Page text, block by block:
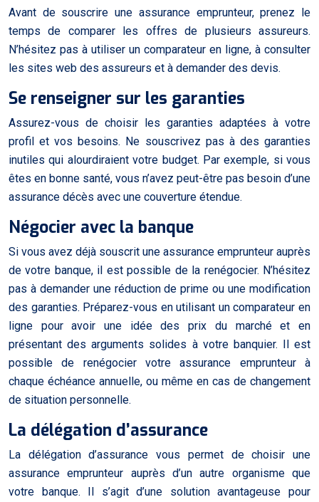
Avant de souscrire une assurance emprunteur, prenez le
temps de comparer les offres de plusieurs assureurs.
N’hésitez pas à utiliser un comparateur en ligne, à consulter
les sites web des assureurs et à demander des devis.
Se renseigner sur les garanties
Assurez-vous de choisir les garanties adaptées à votre
profil et vos besoins. Ne souscrivez pas à des garanties
inutiles qui alourdiraient votre budget. Par exemple, si vous
êtes en bonne santé, vous n’avez peut-être pas besoin d’une
assurance décès avec une couverture étendue.
Négocier avec la banque
Si vous avez déjà souscrit une assurance emprunteur auprès
de votre banque, il est possible de la renégocier. N’hésitez
pas à demander une réduction de prime ou une modification
des garanties. Préparez-vous en utilisant un comparateur en
ligne pour avoir une idée des prix du marché et en
présentant des arguments solides à votre banquier. Il est
possible de renégocier votre assurance emprunteur à
chaque échéance annuelle, ou même en cas de changement
de situation personnelle.
La délégation d’assurance
La délégation d’assurance vous permet de choisir une
assurance emprunteur auprès d’un autre organisme que
votre banque. Il s’agit d’une solution avantageuse pour